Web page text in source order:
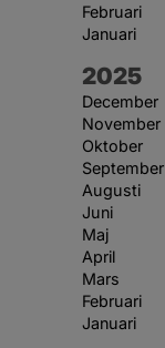
Februari
Januari
År:
2025
December
November
Oktober
September
Augusti
Juni
Maj
April
Mars
Februari
Januari